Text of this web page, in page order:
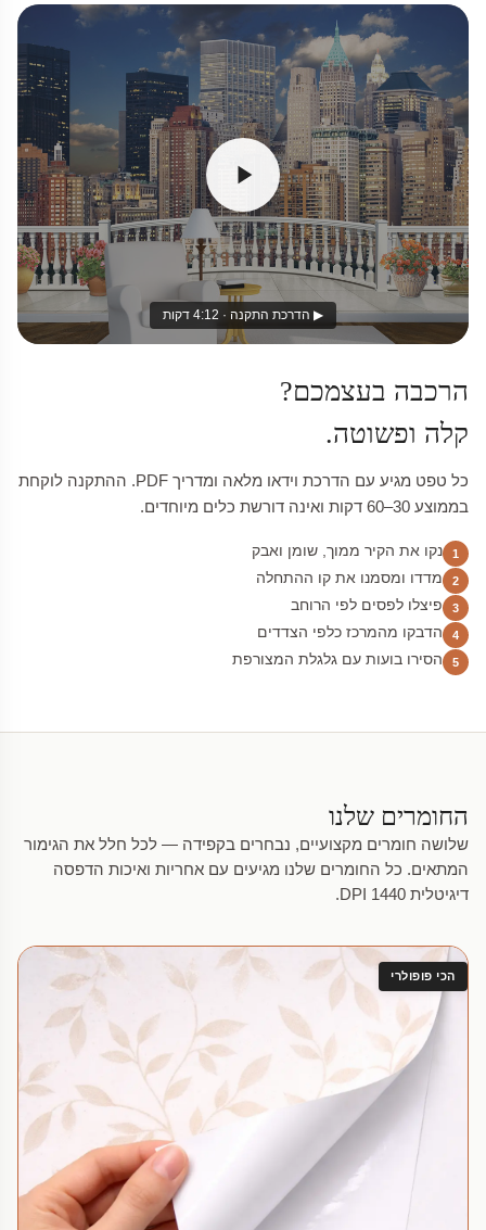
▶ הדרכת התקנה · 4:12 דקות
הרכבה בעצמכם?
קלה ופשוטה.
כל טפט מגיע עם הדרכת וידאו מלאה ומדריך PDF. ההתקנה לוקחת
בממוצע 30–60 דקות ואינה דורשת כלים מיוחדים.
1 נקו את הקיר ממוך, שומן ואבק
2 מדדו ומסמנו את קו ההתחלה
3 פיצלו לפסים לפי הרוחב
4 הדבקו מהמרכז כלפי הצדדים
5 הסירו בועות עם גלגלת המצורפת
החומרים שלנו
שלושה חומרים מקצועיים, נבחרים בקפידה — לכל חלל את הגימור
המתאים. כל החומרים שלנו מגיעים עם אחריות ואיכות הדפסה
דיגיטלית 1440 DPI.
הכי פופולרי